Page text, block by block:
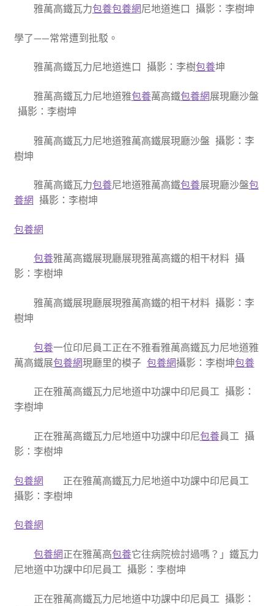
雅萬高鐵瓦力包養包養網尼地道進口 攝影：李樹坤
學了——常常遭到批駁。
雅萬高鐵瓦力尼地道進口 攝影：李樹包養坤
雅萬高鐵瓦力尼地道雅包養萬高鐵包養網展現廳沙盤
攝影：李樹坤
雅萬高鐵瓦力尼地道雅萬高鐵展現廳沙盤 攝影：李
樹坤
雅萬高鐵瓦力包養尼地道雅萬高鐵包養展現廳沙盤包
養網 攝影：李樹坤
包養網
包養雅萬高鐵展現廳展現雅萬高鐵的相干材料 攝
影：李樹坤
雅萬高鐵展現廳展現雅萬高鐵的相干材料 攝影：李
樹坤
包養一位印尼員工正在不雅看雅萬高鐵瓦力尼地道雅
萬高鐵展包養網現廳里的模子 包養網攝影：李樹坤包養
正在雅萬高鐵瓦力尼地道中功課中印尼員工 攝影：
李樹坤
正在雅萬高鐵瓦力尼地道中功課中印尼包養員工 攝
影：李樹坤
包養網 正在雅萬高鐵瓦力尼地道中功課中印尼員工
攝影：李樹坤
包養網
包養網正在雅萬高包養它往病院檢討過嗎？」鐵瓦力
尼地道中功課中印尼員工 攝影：李樹坤
正在雅萬高鐵瓦力尼地道中功課中印尼員工 攝影：